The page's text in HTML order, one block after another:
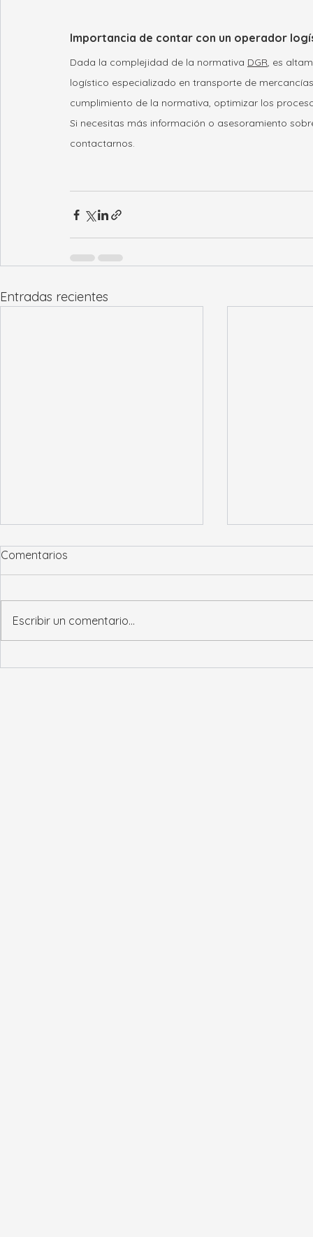
Importancia de contar con un operador
Dada la complejidad de la normativa DGR, es
logístico especializado en transporte de
cumplimiento de la normativa, optimizar los
Si necesitas más información o asesoramiento
contactarnos.
Entradas recientes
Comentarios
Escribir un comentario...